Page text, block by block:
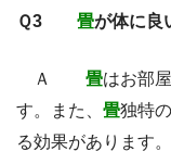
Ｑ3 畳が体に良
Ａ 畳はお部
す。また、 畳独特
る効果があります